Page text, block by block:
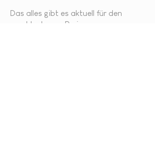
Das alles gibt es aktuell für den
unschlagbaren Preis von